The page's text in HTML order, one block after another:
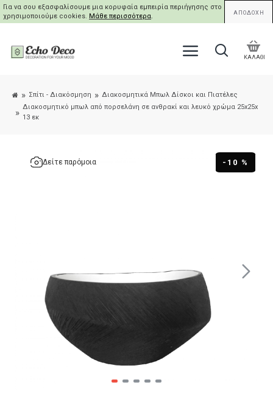
Για να σου εξασφαλίσουμε μια κορυφαία εμπειρία περιήγησης στο site μας,
χρησιμοποιούμε cookies. Μάθε περισσότερα. ΑΠΟΔΟΧΗ
ΚΑΛΑΘΙ
Σπίτι - Διακόσμηση
Διακοσμητικά Μπωλ Δίσκοι και Πιατέλες
Διακοσμητικό μπωλ από πορσελάνη σε ανθρακί και λευκό χρώμα 25x25x
13 εκ
-10 %
Δείτε παρόμοια